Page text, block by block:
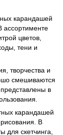
карандашей
ассортименте
цветов,
тени и
творчества и
смешиваются
в
карандашей
В
для скетчинга,